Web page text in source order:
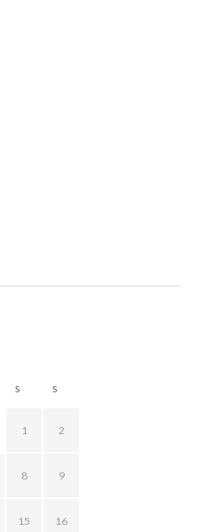
S S
1 2
8 9
15 16